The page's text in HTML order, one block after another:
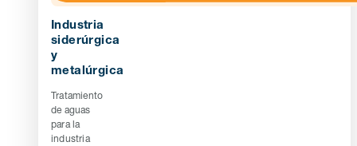
Industria
siderúrgica
y
metalúrgica
Tratamiento
de aguas
para la
industria